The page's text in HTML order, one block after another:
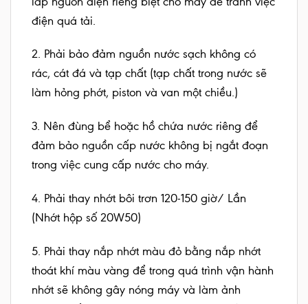
điện quá tải.
2. Phải bảo đảm nguồn nước sạch không có
rác, cát đá và tạp chất (tạp chất trong nước sẽ
làm hỏng phớt, piston và van một chiều.)
3. Nên đùng bể hoặc hồ chứa nước riêng để
đảm bảo nguồn cấp nước không bị ngắt đoạn
trong việc cung cấp nước cho máy.
4. Phải thay nhớt bôi trơn 120-150 giờ/ Lần
(Nhớt hộp số 20W50)
5. Phải thay nắp nhớt màu đỏ bằng nắp nhớt
thoát khí màu vàng để trong quá trình vận hành
nhớt sẽ không gây nóng máy và làm ảnh